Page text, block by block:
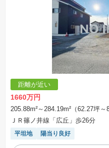
距離が近い
1660万円
205.88m²～284.19m²（62.27坪～
ＪＲ篠ノ井線「広丘」歩26分
平坦地 陽当り良好